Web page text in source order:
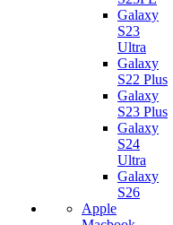
Galaxy
S23
Ultra
Galaxy
S22 Plus
Galaxy
S23 Plus
Galaxy
S24
Ultra
Galaxy
S26
Apple